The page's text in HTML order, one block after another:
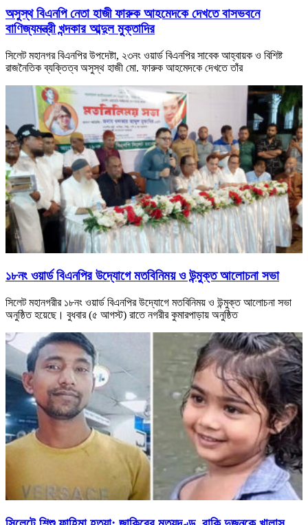
অসুস্থ বিএনপি নেতা হাজী ফারুক আহমেদকে দেখতে বাসভবনে
বাণিজ্যমন্ত্রী খন্দকার আব্দুল মুক্তাদির
সিলেট মহানগর বিএনপির উপদেষ্টা, ২৩নং ওয়ার্ড বিএনপির সাবেক আহ্বায়ক ও বিশিষ্ট
রাজনৈতিক ব্যক্তিত্ব অসুস্থ হাজী মো. ফারুক আহমেদকে দেখতে তাঁর
১৮নং ওয়ার্ড বিএনপির উদ্যোগে মতবিনিময় ও উন্মুক্ত আলোচনা সভা
সিলেট মহানগরীর ১৮নং ওয়ার্ড বিএনপির উদ্যোগে মতবিনিময় ও উন্মুক্ত আলোচনা সভা
অনুষ্ঠিত হয়েছে। বুধবার (৫ আগস্ট) রাতে নগরীর কুমারপাড়ায় অনুষ্ঠিত